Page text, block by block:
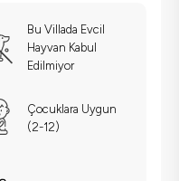
Bu Villada Evcil
Hayvan Kabul
Edilmiyor
Çocuklara Uygun
(2-12)